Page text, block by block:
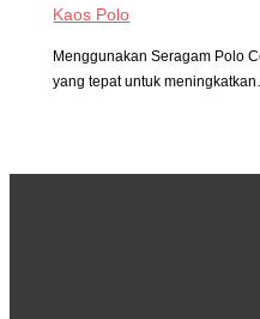
Kaos Polo
Menggunakan Seragam Polo
yang tepat untuk